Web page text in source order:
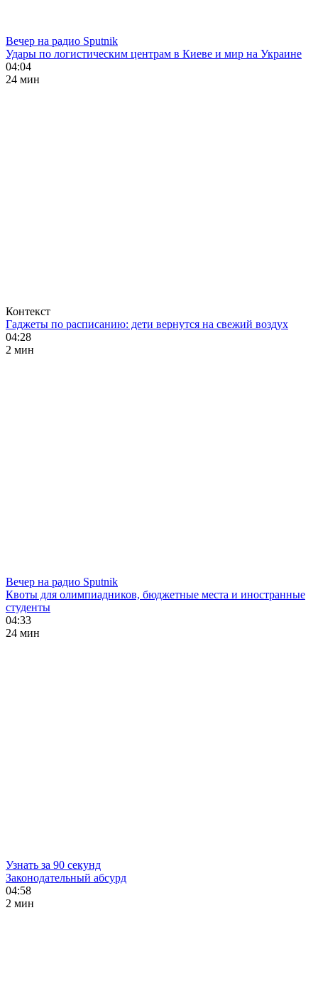
Вечер на радио Sputnik
Удары по логистическим центрам в Киеве и мир на Украине
04:04
24 мин
Контекст
Гаджеты по расписанию: дети вернутся на свежий воздух
04:28
2 мин
Вечер на радио Sputnik
Квоты для олимпиадников, бюджетные места и иностранные
студенты
04:33
24 мин
Узнать за 90 секунд
Законодательный абсурд
04:58
2 мин